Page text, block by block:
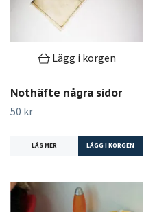
Lägg i korgen
Nothäfte några sidor
50 kr
LÄS MER